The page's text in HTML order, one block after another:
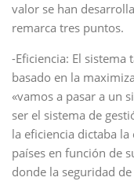
valor se han
remarca tres puntos.
-Eficiencia: El sistema
basado en la
«vamos a pasar a un
ser el sistema de
la eficiencia dictaba
países en función de
donde la seguridad